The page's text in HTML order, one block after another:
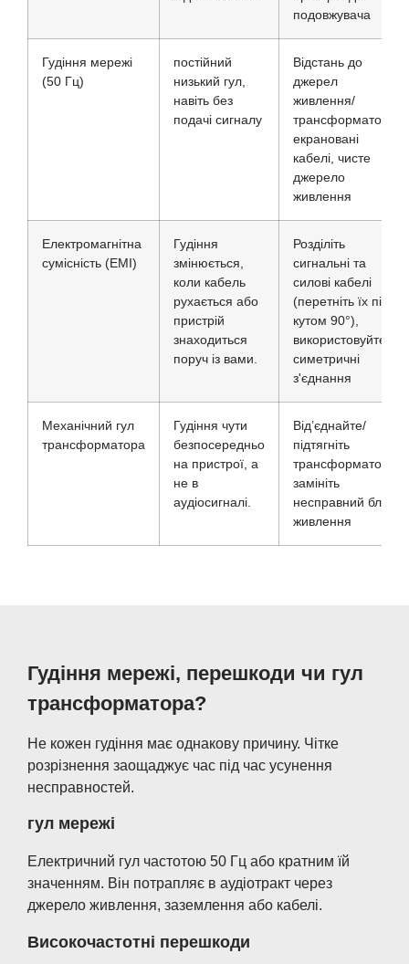
подовжувача
Гудіння мережі
(50 Гц)
постійний
низький гул,
навіть без
подачі сигналу
Відстань до
джерел
живлення/
трансформаторів,
екрановані
кабелі, чисте
джерело
живлення
Електромагнітна
сумісність (EMI)
Гудіння
змінюється,
коли кабель
рухається або
пристрій
знаходиться
поруч із вами.
Розділіть
сигнальні та
силові кабелі
(перетніть їх під
кутом 90°),
використовуйте
симетричні
з'єднання
Механічний гул
трансформатора
Гудіння чути
безпосередньо
на пристрої, а
не в
аудіосигналі.
Від’єднайте/
підтягніть
трансформатор,
замініть
несправний блок
живлення
Гудіння мережі, перешкоди чи гул
трансформатора?
Не кожен гудіння має однакову причину. Чітке
розрізнення заощаджує час під час усунення
несправностей.
гул мережі
Електричний гул частотою 50 Гц або кратним їй
значенням. Він потрапляє в аудіотракт через
джерело живлення, заземлення або кабелі.
Високочастотні перешкоди